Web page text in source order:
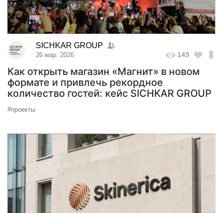
SICHKAR GROUP
26 мар. 2026 149
Как открыть магазин «Магнит» в новом
формате и привлечь рекордное
количество гостей: кейс SICHKAR GROUP
#проекты